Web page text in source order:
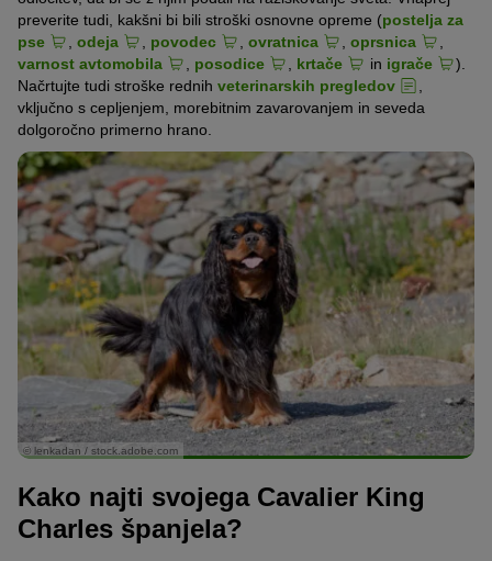
preverite tudi, kakšni bi bili stroški osnovne opreme (postelja za
pse
odeja povodec ovratnica oprsnica
varnost avtomobila
posodice krtače in igrače
).
Načrtujte tudi stroške rednih veterinarskih pregledov
vključno s cepljenjem, morebitnim zavarovanjem in seveda
dolgoročno primerno hrano.
© lenkadan / stock.adobe.com
Kako najti svojega Cavalier King
Charles španjela?